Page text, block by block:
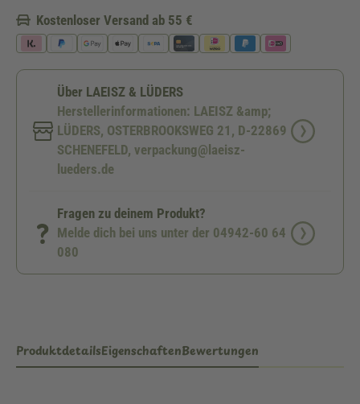
Kostenloser Versand ab 55 €
Über LAEISZ & LÜDERS
Herstellerinformationen: LAEISZ &amp;
LÜDERS, OSTERBROOKSWEG 21, D-22869
SCHENEFELD, verpackung@laeisz-
lueders.de
Fragen zu deinem Produkt?
Melde dich bei uns unter der 04942-60 64
080
ProduktdetailsEigenschaftenBewertungen